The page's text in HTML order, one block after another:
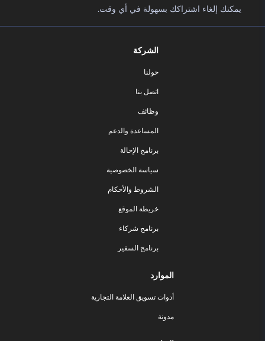
يمكنك إلغاء اشتراكك بسهولة في أي وقت.
الشركة
حولنا
اتصل بنا
وظائف
المساعدة والدعم
برنامج الإحالة
سياسة الخصوصية
الشروط والأحكام
خريطة الموقع
برنامج شركاء
برنامج السفير
الموارد
أدوات تسويق العلامة التجارية
مدونة